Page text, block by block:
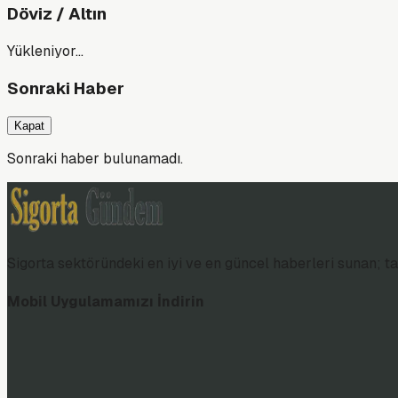
Döviz / Altın
Yükleniyor…
Sonraki Haber
Kapat
Sonraki haber bulunamadı.